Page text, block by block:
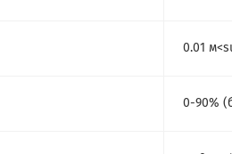
0.01
0-90%